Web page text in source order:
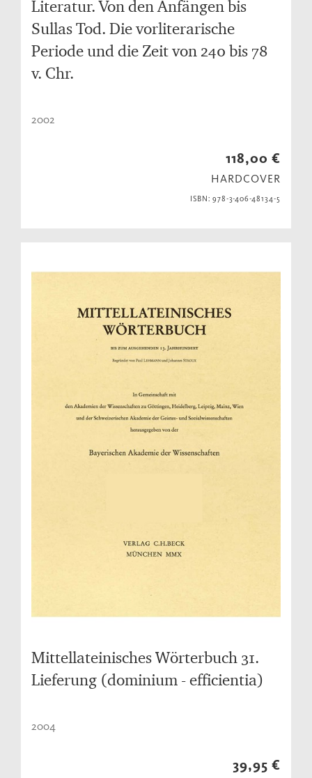
Literatur. Von den Anfängen bis
Sullas Tod. Die vorliterarische
Periode und die Zeit von 240 bis 78
v. Chr.
2002
118,00 €
HARDCOVER
ISBN: 978-3-406-48134-5
Mittellateinisches Wörterbuch 31.
Lieferung (dominium - efficientia)
2004
39,95 €